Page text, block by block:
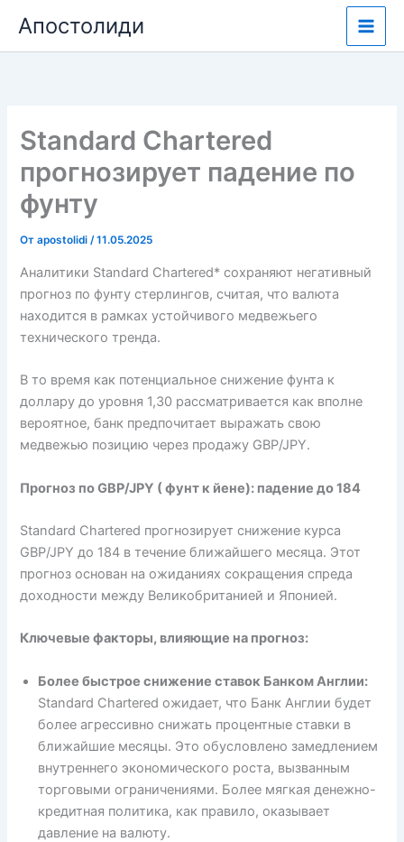
содержимому
Апостолиди
Standard Chartered
прогнозирует падение по
фунту
Отapostolidi/11.05.2025
Аналитики Standard Chartered* сохраняют негативный
прогноз по фунту стерлингов, считая, что валюта
находится в рамках устойчивого медвежьего
технического тренда.
В то время как потенциальное снижение фунта к
доллару до уровня 1,30 рассматривается как вполне
вероятное, банк предпочитает выражать свою
медвежью позицию через продажу GBP/JPY.
Прогноз по GBP/JPY ( фунт к йене): падение до 184
Standard Chartered прогнозирует снижение курса
GBP/JPY до 184 в течение ближайшего месяца. Этот
прогноз основан на ожиданиях сокращения спреда
доходности между Великобританией и Японией.
Ключевые факторы, влияющие на прогноз:
Более быстрое снижение ставок Банком Англии:
Standard Chartered ожидает, что Банк Англии будет
более агрессивно снижать процентные ставки в
ближайшие месяцы. Это обусловлено замедлением
внутреннего экономического роста, вызванным
торговыми ограничениями. Более мягкая денежно-
кредитная политика, как правило, оказывает
давление на валюту.